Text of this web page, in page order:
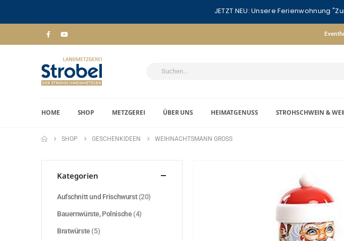
JETZT NEU: Unsere Ferienwohnung
HOME SHOP METZGEREI ÜBER UNS HEIMATGENUSS STROHSCHWEIN &
SHOP GESCHENKIDEEN WEIHNACHTSMANN GROSS
Kategorien
Aufschnitt und Frischwurst (20)
Bauernwürste, Polnische (4)
Bratwürste (5)